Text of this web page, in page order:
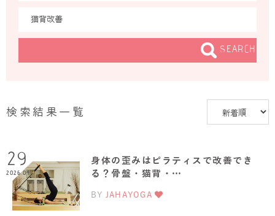
SEARCH
検索結果一覧
29
2026.04
身体の歪みはピラティスで改善でき
る？骨盤・猫背・…
BY JAHAYOGA